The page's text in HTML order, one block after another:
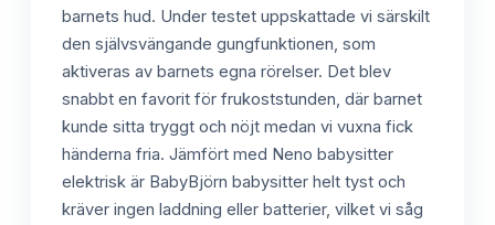
barnets hud. Under testet uppskattade vi särskilt
den självsvängande gungfunktionen, som
aktiveras av barnets egna rörelser. Det blev
snabbt en favorit för frukoststunden, där barnet
kunde sitta tryggt och nöjt medan vi vuxna fick
händerna fria. Jämfört med Neno babysitter
elektrisk är BabyBjörn babysitter helt tyst och
kräver ingen laddning eller batterier, vilket vi såg